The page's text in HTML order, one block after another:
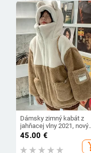
Dámsky zimný kabát z
jahňacej vlny 2021, nový
študentský japonský
dievčenský roztomilý a
zamatový hrubý sveter s
45.00 €